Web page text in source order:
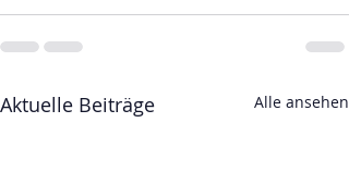
Aktuelle Beiträge Alle ansehen